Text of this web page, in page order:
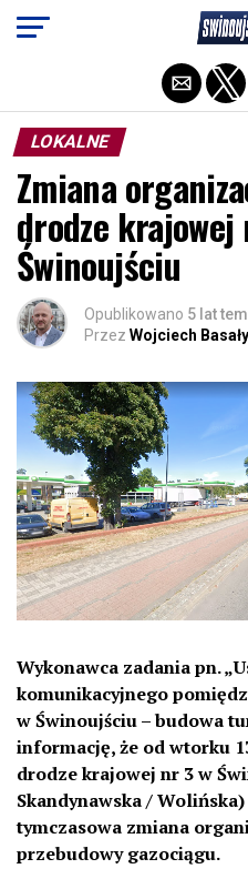
LOKALNE
Zmiana
drodze krajowej
Świnoujściu
Opublikowano 5 lat
Przez Wojciech
Wykonawca zadania pn.
komunikacyjnego
w Świnoujściu – budowa
informację, że od wtorku
drodze krajowej nr 3 w
Skandynawska /
tymczasowa zmiana
przebudowy gazociągu.
Exit